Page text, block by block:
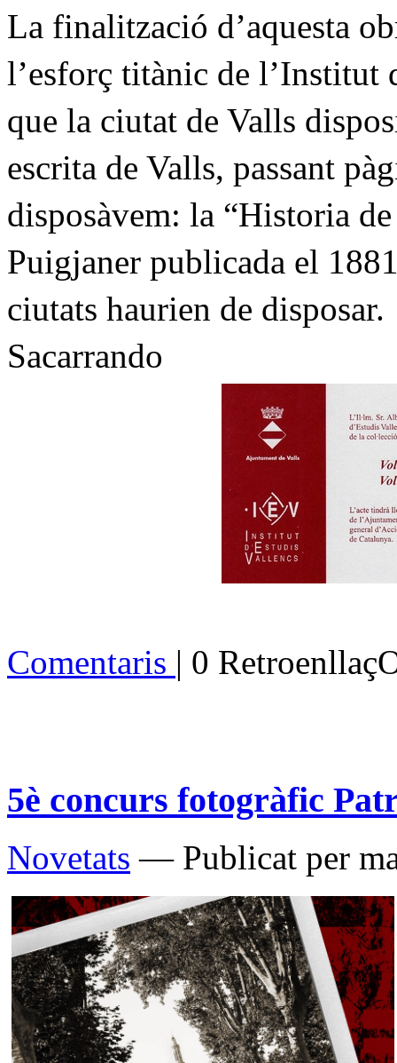
La finalització d’aquesta
l’esforç titànic de l’Institut
que la ciutat de Valls
escrita de Valls, passant
disposàvem: la “Historia
Puigjaner publicada el
ciutats haurien de disposar.
Sacarrando
Comentaris | 0
5è concurs fotogràfic
Novetats — Publicat per